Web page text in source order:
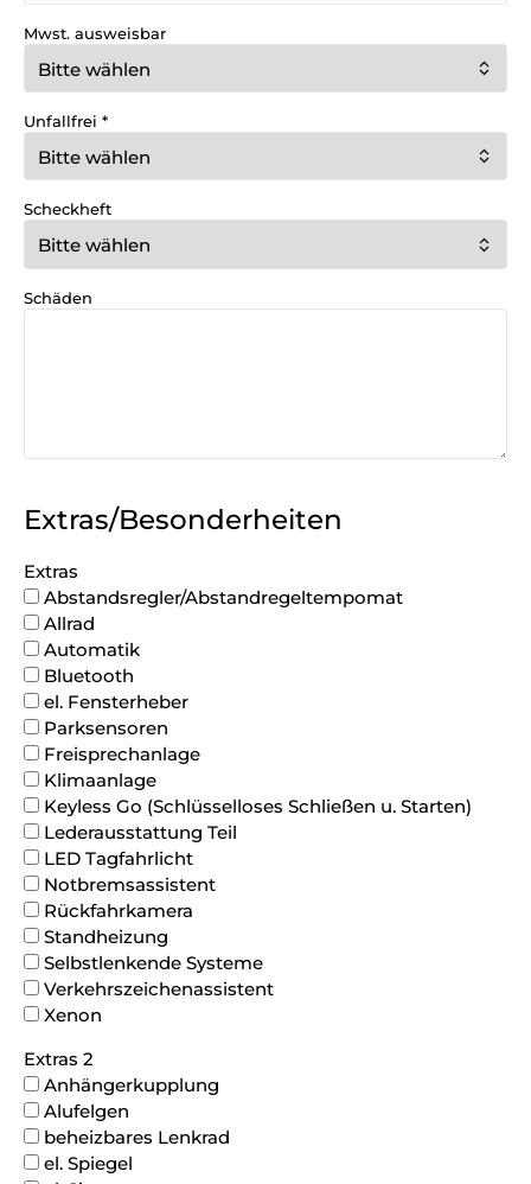
Mwst. ausweisbar
Unfallfrei *
Scheckheft
Schäden
Extras/Besonderheiten
Extras
Abstandsregler/Abstandregeltempomat
Allrad
Automatik
Bluetooth
el. Fensterheber
Parksensoren
Freisprechanlage
Klimaanlage
Keyless Go (Schlüsselloses Schließen u. Starten)
Lederausstattung Teil
LED Tagfahrlicht
Notbremsassistent
Rückfahrkamera
Standheizung
Selbstlenkende Systeme
Verkehrszeichenassistent
Xenon
Extras 2
Anhängerkupplung
Alufelgen
beheizbares Lenkrad
el. Spiegel